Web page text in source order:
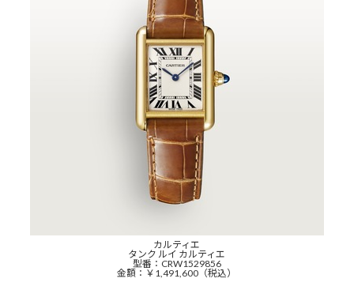
カルティエ
タンク ルイ カルティエ
型番：CRW1529856
金額：￥1,491,600（税込）